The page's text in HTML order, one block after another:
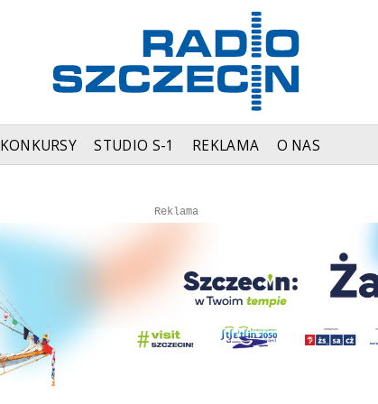
KONKURSY STUDIO S-1 REKLAMA O NAS
Reklama
Autopromocja
Autopromocja